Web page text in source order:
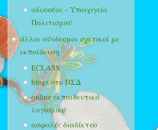
οδυσσέας - Υπουργείο
Πολιτισμού
άλλοι σύνδεσμοι σχετικοί με
εκπαίδευση
ECLASS
blogs στο ΠΣΔ
online εκπαιδευτικό
λογισμικό
ασφαλές διαδίκτυο